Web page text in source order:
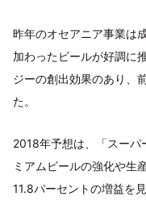
昨年のオセアニア事業は
加わったビールが好調に
ジーの創出効果のあり、
た。
2018年予想は、「スーパ
ミアムビールの強化や生
11.8パーセントの増益を